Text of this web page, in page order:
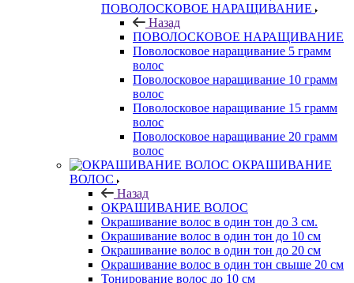
ПОВОЛОСКОВОЕ НАРАЩИВАНИЕ
Назад
ПОВОЛОСКОВОЕ НАРАЩИВАНИЕ
Поволосковое наращивание 5 грамм
волос
Поволосковое наращивание 10 грамм
волос
Поволосковое наращивание 15 грамм
волос
Поволосковое наращивание 20 грамм
волос
ОКРАШИВАНИЕ
ВОЛОС
Назад
ОКРАШИВАНИЕ ВОЛОС
Окрашивание волос в один тон до 3 см.
Окрашивание волос в один тон до 10 см
Окрашивание волос в один тон до 20 см
Окрашивание волос в один тон свыше 20 см
Тонирование волос до 10 см